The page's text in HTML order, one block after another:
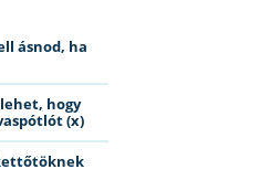
ásnod, ha
hogy
(x)